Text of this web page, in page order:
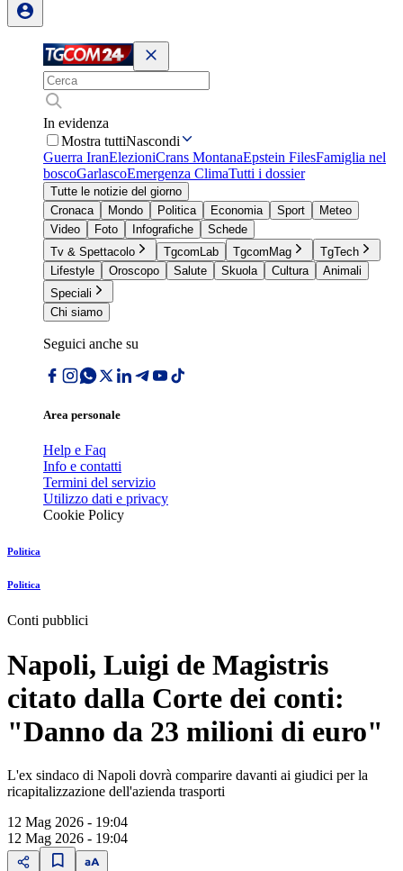
In evidenza
Mostra tuttiNascondi
Guerra IranElezioniCrans MontanaEpstein FilesFamiglia nel
boscoGarlascoEmergenza ClimaTutti i dossier
Tutte le notizie del giorno
Cronaca
Mondo Politica Economia Sport
Meteo
Video
Foto Infografiche
Schede
Tv & Spettacolo
TgcomLab TgcomMag
TgTech
Lifestyle
Oroscopo Salute Skuola Cultura
Animali
Speciali
Chi siamo
Seguici anche su
Area personale
Help e Faq
Info e contatti
Termini del servizio
Utilizzo dati e privacy
Cookie Policy
Politica
Politica
Conti pubblici
Napoli, Luigi de Magistris
citato dalla Corte dei conti:
"Danno da 23 milioni di euro"
L'ex sindaco di Napoli dovrà comparire davanti ai giudici per la
ricapitalizzazione dell'azienda trasporti
12 Mag 2026 - 19:04
12 Mag 2026 - 19:04